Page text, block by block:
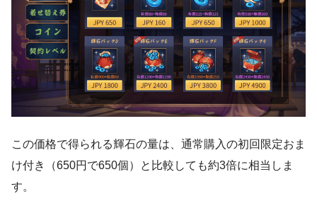
この価格で得られる輝石の量は、通常購入の初回限定おま
け付き（650円で650個）と比較しても約3倍に相当しま
す。